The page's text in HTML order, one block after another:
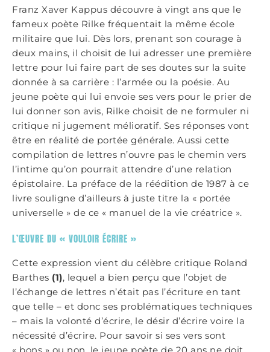
Franz Xaver Kappus découvre à vingt ans que le
fameux poète Rilke fréquentait la même école
militaire que lui. Dès lors, prenant son courage à
deux mains, il choisit de lui adresser une première
lettre pour lui faire part de ses doutes sur la suite
donnée à sa carrière : l’armée ou la poésie. Au
jeune poète qui lui envoie ses vers pour le prier de
lui donner son avis, Rilke choisit de ne formuler ni
critique ni jugement mélioratif. Ses réponses vont
être en réalité de portée générale. Aussi cette
compilation de lettres n’ouvre pas le chemin vers
l’intime qu’on pourrait attendre d’une relation
épistolaire. La préface de la réédition de 1987 à ce
livre souligne d’ailleurs à juste titre la « portée
universelle » de ce « manuel de la vie créatrice ».
L’ŒUVRE DU « VOULOIR ÉCRIRE »
Cette expression vient du célèbre critique Roland
Barthes (1), lequel a bien perçu que l’objet de
l’échange de lettres n’était pas l’écriture en tant
que telle – et donc ses problématiques techniques
– mais la volonté d’écrire, le désir d’écrire voire la
nécessité d’écrire. Pour savoir si ses vers sont